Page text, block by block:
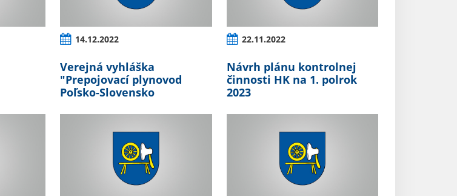
14.12.2022
Verejná vyhláška
"Prepojovací plynovod
Poľsko-Slovensko
22.11.2022
Návrh plánu kontrolnej
činnosti HK na 1. polrok
2023